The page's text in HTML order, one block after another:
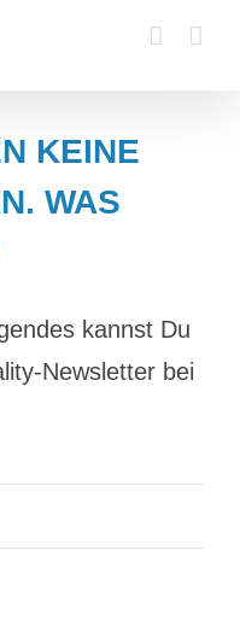
KEINE
WAS
kannst Du
Newsletter bei